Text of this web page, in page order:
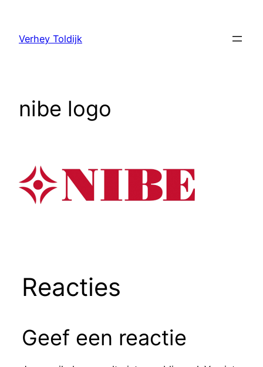
Verhey Toldijk
nibe logo
Reacties
Geef een reactie